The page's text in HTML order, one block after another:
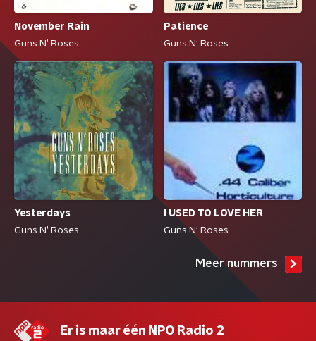
November Rain
Guns N' Roses
Patience
Guns N' Roses
Yesterdays
Guns N' Roses
I USED TO LOVE HER
Guns N' Roses
Meer nummers
Er is maar één NPO Radio 2